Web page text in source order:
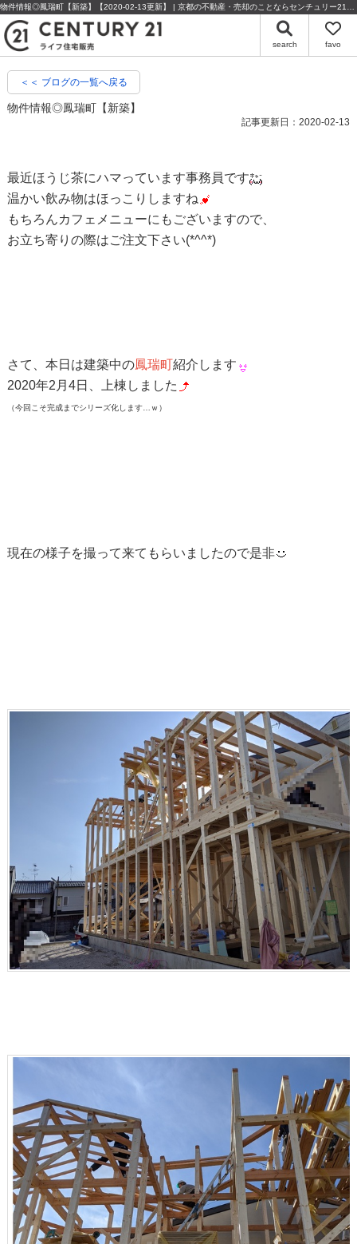
search favo
＜＜ ブログの一覧へ戻る
物件情報◎鳳瑞町【新築】
記事更新日：2020-02-13
最近ほうじ茶にハマっています事務員です
温かい飲み物はほっこりしますね
もちろんカフェメニューにもございますので、
お立ち寄りの際はご注文下さい(*^^*)
さて、本日は建築中の鳳瑞町紹介します
2020年2月4日、上棟しました
（今回こそ完成までシリーズ化します…ｗ）
現在の様子を撮って来てもらいましたので是非